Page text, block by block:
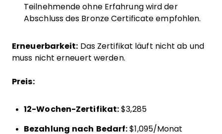
Teilnehmende ohne Erfahrung wird der
Abschluss des Bronze Certificate empfohlen.
Erneuerbarkeit: Das Zertifikat läuft nicht ab und
muss nicht erneuert werden.
Preis:
12-Wochen-Zertifikat: $3,285
Bezahlung nach Bedarf: $1,095/Monat